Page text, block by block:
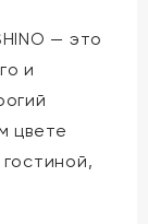
— это
и
цвете